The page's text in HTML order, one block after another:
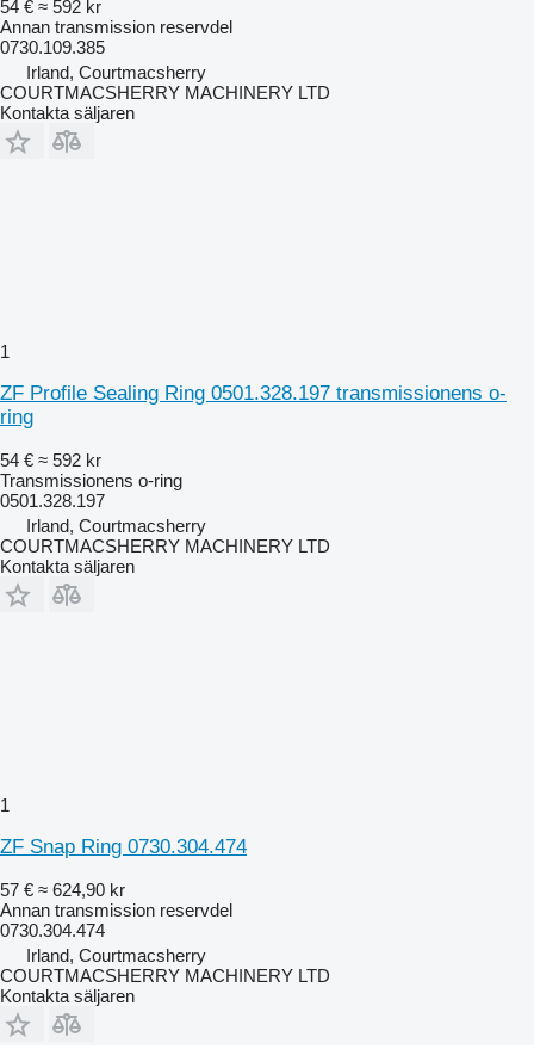
54 € ≈ 592 kr
Annan transmission reservdel
0730.109.385
Irland, Courtmacsherry
COURTMACSHERRY MACHINERY LTD
Kontakta säljaren
1
ZF Profile Sealing Ring 0501.328.197 transmissionens o-
ring
54 € ≈ 592 kr
Transmissionens o-ring
0501.328.197
Irland, Courtmacsherry
COURTMACSHERRY MACHINERY LTD
Kontakta säljaren
1
ZF Snap Ring 0730.304.474
57 € ≈ 624,90 kr
Annan transmission reservdel
0730.304.474
Irland, Courtmacsherry
COURTMACSHERRY MACHINERY LTD
Kontakta säljaren